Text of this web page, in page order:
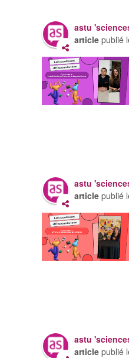
astu
article publié
astu
article publié
astu
article publié